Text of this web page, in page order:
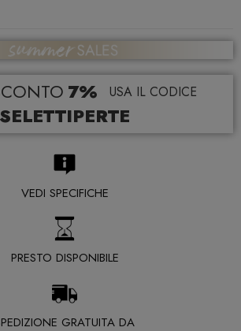
7% USA IL CODICE
SELETTIPERTE
VEDI SPECIFICHE
PRESTO DISPONIBILE
GRATUITA DA